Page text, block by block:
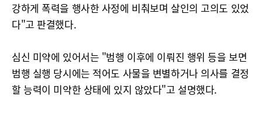
강하게 폭력을 행사한 사정에 비춰보며 살인의 고의도 있었
다"고 판결했다.
심신 미약에 있어서는 "범행 이후에 이뤄진 행위 등을 보면
범행 실행 당시에는 적어도 사물을 변별하거나 의사를 결정
할 능력이 미약한 상태에 있지 않았다"고 설명했다.